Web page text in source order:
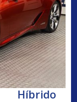
Híbrido